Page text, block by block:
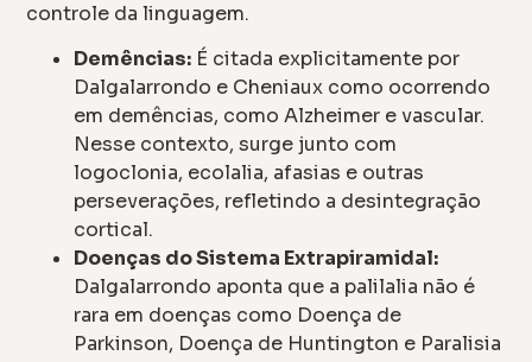
controle da linguagem.
Demências: É citada explicitamente por
Dalgalarrondo e Cheniaux como ocorrendo
em demências, como Alzheimer e vascular.
Nesse contexto, surge junto com
logoclonia, ecolalia, afasias e outras
perseverações, refletindo a desintegração
cortical.
Doenças do Sistema Extrapiramidal:
Dalgalarrondo aponta que a palilalia não é
rara em doenças como Doença de
Parkinson, Doença de Huntington e Paralisia